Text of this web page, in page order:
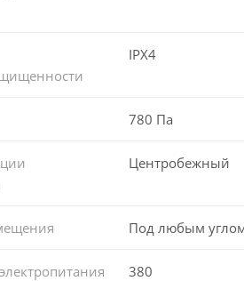
IPX4
780 Па
Центробежный
Под любым
380